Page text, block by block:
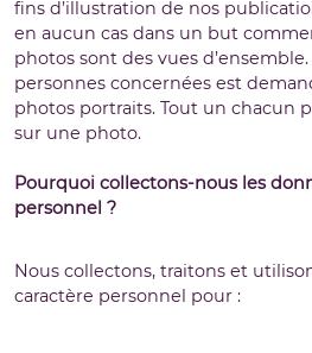
fins d’illustration de nos
en aucun cas dans un but
photos sont des vues
personnes concernées est
photos portraits. Tout un chacun
sur une photo.
Pourquoi collectons-nous les
personnel ?
Nous collectons, traitons et
caractère personnel pour :